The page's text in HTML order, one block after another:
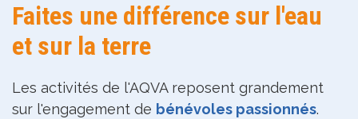
Faites une différence sur l'eau
et sur la terre
Les activités de l'AQVA reposent grandement
sur l'engagement de bénévoles passionnés.